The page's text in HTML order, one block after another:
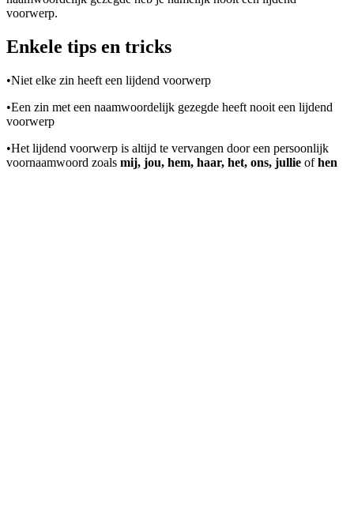
voorwerp.
Enkele tips en tricks
•Niet elke zin heeft een lijdend voorwerp
•Een zin met een naamwoordelijk gezegde heeft nooit een lijdend
voorwerp
•Het lijdend voorwerp is altijd te vervangen door een persoonlijk
voornaamwoord zoals mij, jou, hem, haar, het, ons, jullie ofhen